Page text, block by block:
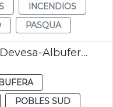
INCENDIOS
PASQUA
Actividades navideñas Devesa-Albufera València
POBLES SUD